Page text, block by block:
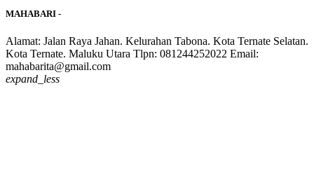
MAHABARI -
Alamat: Jalan Raya Jahan. Kelurahan Tabona. Kota Ternate Selatan.
Kota Ternate. Maluku Utara Tlpn: 081244252022 Email:
mahabarita@gmail.com
expand_less